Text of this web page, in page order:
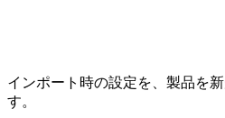
インポート時の設定を、製品を
す。